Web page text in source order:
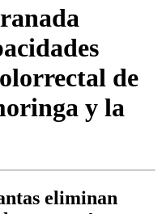
de
y la
eliminan